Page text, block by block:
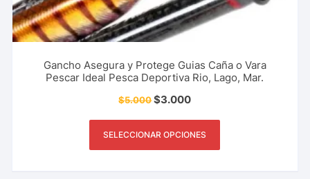
Gancho Asegura y Protege Guias Caña o Vara
Pescar Ideal Pesca Deportiva Rio, Lago, Mar.
$5.000$3.000
SELECCIONAR OPCIONES